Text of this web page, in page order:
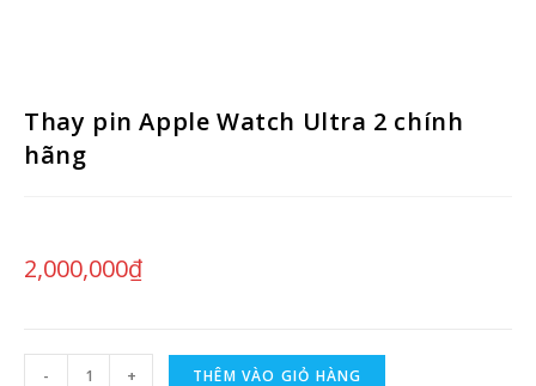
Thay pin Apple Watch Ultra 2 chính
hãng
2,000,000₫
- + THÊM VÀO GIỎ HÀNG